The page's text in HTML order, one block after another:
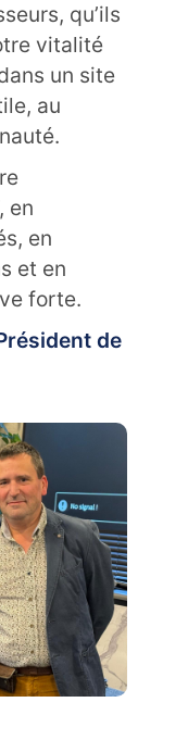
qu’ils
vitalité
un site
au
en
en
et en
forte.
de